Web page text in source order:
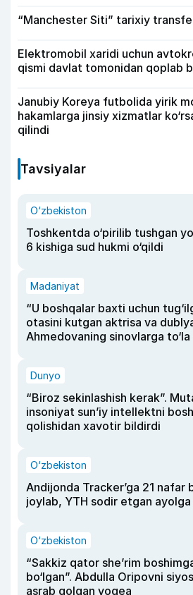
“Manchester Siti” tarixiy
Elektromobil xaridi uchun
qismi davlat tomonidan qoplab
Janubiy Koreya futbolida yirik
hakamlarga jinsiy xizmatlar
qilindi
Tavsiyalar
O‘zbekiston
Toshkentda o‘pirilib tushgan
6 kishiga sud hukmi o‘qildi
Madaniyat
“U boshqalar baxti uchun
otasini kutgan aktrisa va
Ahmedovaning sinovlarga
Dunyo
“Biroz sekinlashish kerak”.
insoniyat sun’iy intellektni
qolishidan xavotir bildirdi
O‘zbekiston
Andijonda Tracker’ga 21 nafar
joylab, YTH sodir etgan ayolga
O‘zbekiston
“Sakkiz qator she’rim
bo‘lgan”. Abdulla Oripovni
asrab qolgan voqea